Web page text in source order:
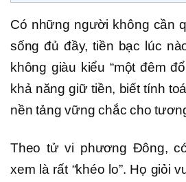
Có những người không cần
sống đủ đầy, tiền bạc lúc
không giàu kiểu “một đêm
khả năng giữ tiền, biết tính
nền tảng vững chắc cho
Theo tử vi phương Đông,
xem là rất “khéo lo”. Họ giỏi